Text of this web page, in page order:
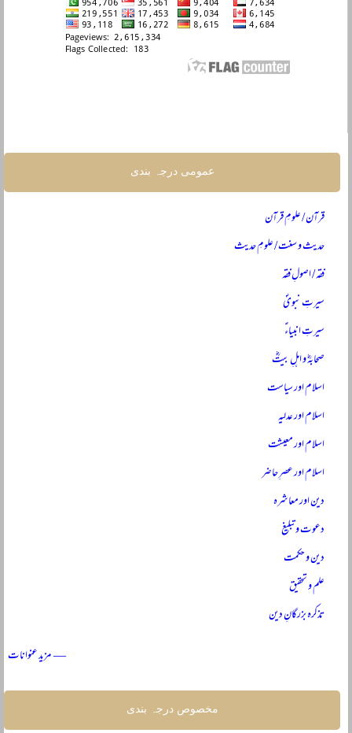
عمومی درجہ بندی
قرآن / علومِ قرآن
حدیث و سنت / علومِ حدیث
فقہ / اصولِ فقہ
سیرتِ نبویؐ
سیرتِ انبیاءؑ
صحابہؓ و اہلِ بیتؓ
اسلام اور سیاست
اسلام اور عدلیہ
اسلام اور معیشت
اسلام اور عصرِ حاضر
دین اور معاشرہ
دعوت و تبلیغ
دین و حکمت
علم و تحقیق
تذکرہ بزرگانِ دین
— مزید عنوانات
مخصوص درجہ بندی